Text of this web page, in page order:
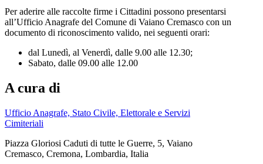
Per aderire alle raccolte firme i Cittadini possono presentarsi
all’Ufficio Anagrafe del Comune di Vaiano Cremasco con un
documento di riconoscimento valido, nei seguenti orari:
dal Lunedì, al Venerdì, dalle 9.00 alle 12.30;
Sabato, dalle 09.00 alle 12.00
A cura di
Ufficio Anagrafe, Stato Civile, Elettorale e Servizi
Cimiteriali
Piazza Gloriosi Caduti di tutte le Guerre, 5, Vaiano
Cremasco, Cremona, Lombardia, Italia